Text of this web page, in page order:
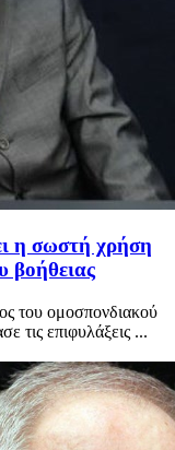
η σωστή χρήση
βοήθειας
του ομοσπονδιακού
τις επιφυλάξεις ...